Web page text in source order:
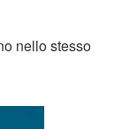
nello stesso